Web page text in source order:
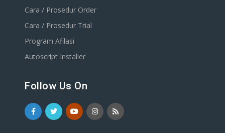
Cara / Prosedur Order
Cara / Prosedur Trial
Program Afilasi
Autoscript Installer
Follow Us On